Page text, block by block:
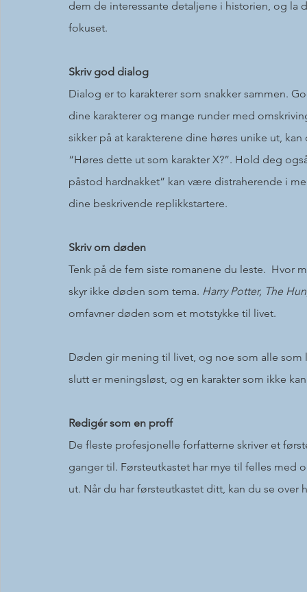
dem de interessante detaljene i historien, og
fokuset.
Skriv god dialog
Dialog er to karakterer som snakker sammen.
dine karakterer og mange runder med
sikker på at karakterene dine høres unike ut,
“Høres dette ut som karakter X?”. Hold deg
påstod hardnakket” kan være distraherende i
dine beskrivende replikkstartere.
Skriv om døden
Tenk på de fem siste romanene du leste.  Hvor
skyr ikke døden som tema. Harry Potter, The
omfavner døden som et motstykke til livet.
Døden gir mening til livet, og noe som alle som
slutt er meningsløst, og en karakter som ikke
Redigér som en proff
De fleste profesjonelle forfatterne skriver et
ganger til. Førsteutkastet har mye til felles
ut. Når du har førsteutkastet ditt, kan du se